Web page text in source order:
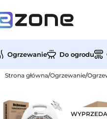
Ogrzewanie Do ogrodu
Strona główna Ogrzewanie